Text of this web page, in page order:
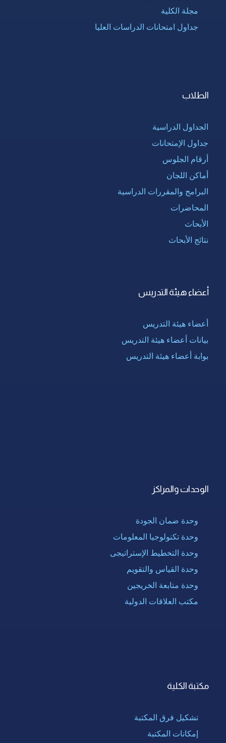
مجلة الكلية
جداول امتحانات الدراسات العليا
الطلاب
الجداول الدراسية
جداول الإمتحانات
أرقام الجلوس
أماكن اللجان
البرامج والمقررات الدراسية
المحاضرات
الأبحاث
نتائج الأبحاث
أعضاء هيئة التدريس
أعضاء هيئة التدريس
بيانات أعضاء هيئة التدريس
بوابة أعضاء هيئة التدريس
الوحدات والمراكز
وحدة ضمان الجودة
وحدة تكنولوجيا المعلومات
وحدة التخطيط الإستراتيجى
وحدة القياس والتقويم
وحدة متابعة الخريجين
مكتب العلاقات الدولية
مكتبة الكلية
تشكيل فرق المكتبة
إمكانات المكتبة